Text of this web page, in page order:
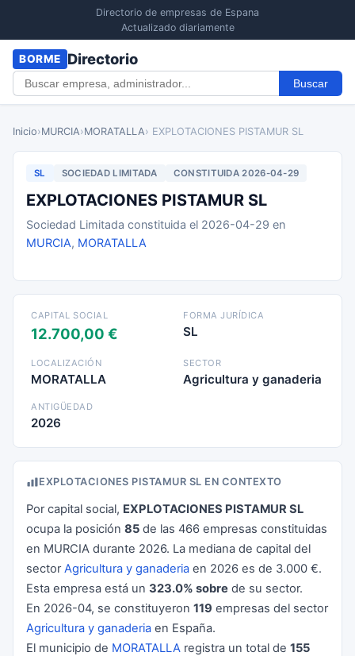
Directorio de empresas de Espana
Actualizado diariamente
BORME Directorio
Buscar
Inicio›MURCIA›MORATALLA› EXPLOTACIONES PISTAMUR SL
SL SOCIEDAD LIMITADA CONSTITUIDA 2026-04-29
EXPLOTACIONES PISTAMUR SL
Sociedad Limitada constituida el 2026-04-29 en
MURCIA, MORATALLA
CAPITAL SOCIAL
12.700,00 €
FORMA JURÍDICA
SL
LOCALIZACIÓN
MORATALLA
SECTOR
Agricultura y ganaderia
ANTIGÜEDAD
2026
EXPLOTACIONES PISTAMUR SL EN CONTEXTO
Por capital social, EXPLOTACIONES PISTAMUR SL
ocupa la posición 85 de las 466 empresas constituidas
en MURCIA durante 2026. La mediana de capital del
sectorAgricultura y ganaderia en 2026 es de 3.000 €.
Esta empresa está un 323.0% sobre de su sector.
En 2026-04, se constituyeron 119 empresas del sector
Agricultura y ganaderia en España.
El municipio de MORATALLA registra un total de 155